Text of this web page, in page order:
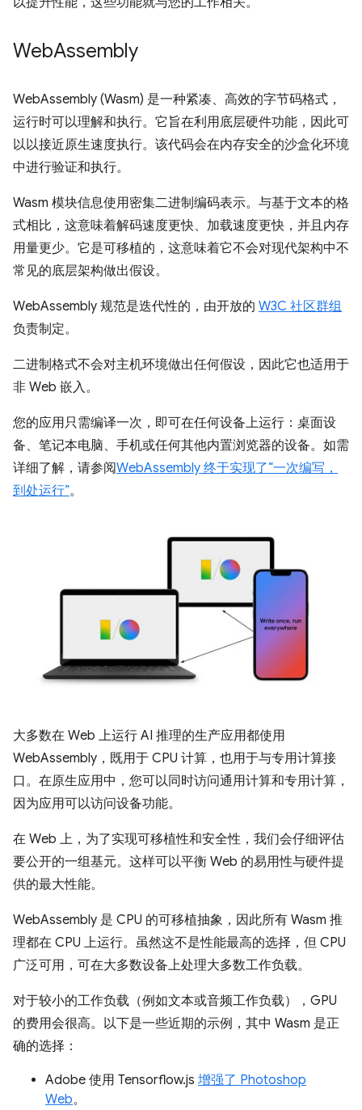
WebAssembly
WebAssembly (Wasm) 是一种紧凑、高效的字节码格式，
运行时可以理解和执行。它旨在利用底层硬件功能，因此可
以以接近原生速度执行。该代码会在内存安全的沙盒化环境
中进行验证和执行。
Wasm 模块信息使用密集二进制编码表示。与基于文本的格
式相比，这意味着解码速度更快、加载速度更快，并且内存
用量更少。它是可移植的，这意味着它不会对现代架构中不
常见的底层架构做出假设。
WebAssembly 规范是迭代性的，由开放的 W3C 社区群组
负责制定。
二进制格式不会对主机环境做出任何假设，因此它也适用于
非 Web 嵌入。
您的应用只需编译一次，即可在任何设备上运行：桌面设
备、笔记本电脑、手机或任何其他内置浏览器的设备。如需
详细了解，请参阅WebAssembly 终于实现了“一次编写，
到处运行”。
大多数在 Web 上运行 AI 推理的生产应用都使用
WebAssembly，既用于 CPU 计算，也用于与专用计算接
口。在原生应用中，您可以同时访问通用计算和专用计算，
因为应用可以访问设备功能。
在 Web 上，为了实现可移植性和安全性，我们会仔细评估
要公开的一组基元。这样可以平衡 Web 的易用性与硬件提
供的最大性能。
WebAssembly 是 CPU 的可移植抽象，因此所有 Wasm 推
理都在 CPU 上运行。虽然这不是性能最高的选择，但 CPU
广泛可用，可在大多数设备上处理大多数工作负载。
对于较小的工作负载（例如文本或音频工作负载），GPU
的费用会很高。以下是一些近期的示例，其中 Wasm 是正
确的选择：
Adobe 使用 Tensorflow.js 增强了 Photoshop
Web。